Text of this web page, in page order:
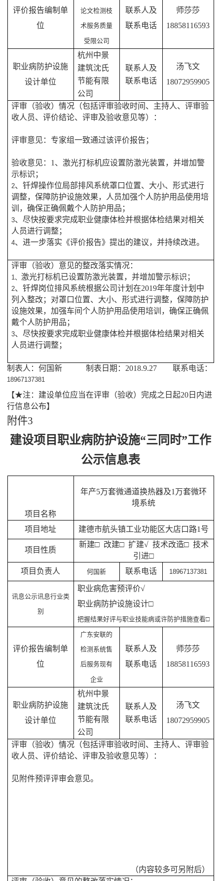
评价报告编制单
位
论文检测枝
术服务质量
受限公司
联系人及
联系电话
师莎莎
18858116593
职业病防护设施
设计单位
杭州中景
建筑沈氏
节能有限
公司
联系人及
联系电话
汤飞文
18072959905
评审（验收）情况（包括评审验收时间、主持人、评审验
收人员、评价结论、评审及验收意见等）：
评审意见：专家组一致通过该评价报告；
验收意见：1、激光打标机应设置防激光装置，并增加警
示标识；
2、钎焊操作位局部排风系统罩口位置、大小、形式进行
调整，保障防护设施效果，人员加强个人防护用品使用培
训，确保正确佩戴个人防护用品；
3、尽快按要求完成职业健康体检并根据体检结果对相关
人员进行调整；
4、进一步落实《评价报告》提出的建议，并持续改进。
评审（验收）意见的整改落实情况：
1、 激光打标机已设置防激光装置，并增加警示标识；
2、钎焊岗位排风系统根据公司计划在2019年年度计划中
列入整改；对罩口位置、大小、形式进行调整，保障防护
设施效果，加强车间个人防护用品使用培训，确保正确佩
戴个人防护用品；
3、尽快按要求完成职业健康体检并根据体检结果对相关
人员进行调整；
制表人：何国新 制表日期：2018.9.27 联系电话：
18967137381
【★注：建设单位应当在评审（验收）完成之日起20日内进
行信息公布】
附件3
建设项目职业病防护设施“三同时”工作
公示信息表
项目名称
年产5万套微通道换热器及1万套微环
境系统
项目地址 建德市航头镇工业功能区大店口路1号
项目性质
新建□ 改建□ 扩建√ 技术改造□ 技术
引进□
项目负责人
何国新 联系电话 18967137381
讯息公示讯息行业类
别
职业病危害预评价√
职业病防护设施设计□
把握结果好评与职业技能病或许防护措施查看□
评价报告编制单
位
广东安联的
检测系统售
后服务现有
企业
联系人及
联系电话
师莎莎
18858116593
职业病防护设施
设计单位
杭州中景
建筑沈氏
节能有限
公司
联系人及
联系电话
汤飞文
18072959905
评审（验收）情况（包括评审验收时间、主持人、评审验
收人员、评价结论、评审及验收意见等）：
见附件预评评审会意见。
（内容较多可另附后）